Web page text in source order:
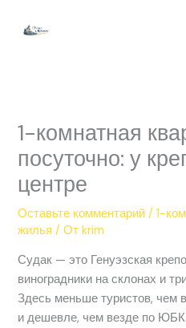
1-комнатная
посуточно: у
центре
Оставьте комментарий /1-
жилья / Отkrim
Судак — это Генуэзская
виноградники на склонах и
Здесь меньше туристов, чем
и дешевле, чем везде по